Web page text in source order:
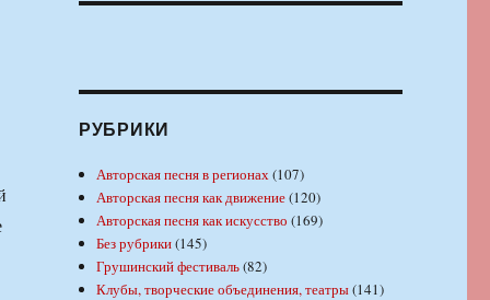
РУБРИКИ
Авторская песня в регионах(107)
Авторская песня как движение(120)
Авторская песня как искусство (169)
Без рубрики(145)
Грушинский фестиваль(82)
Клубы, творческие объединения, театры(141)